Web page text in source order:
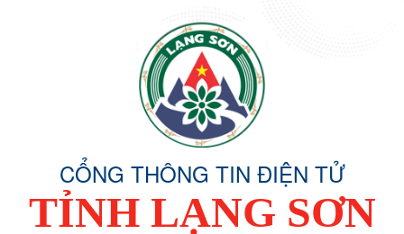
CỔNG THÔNG TIN ĐIỆN TỬ
TỈNH LẠNG SƠN